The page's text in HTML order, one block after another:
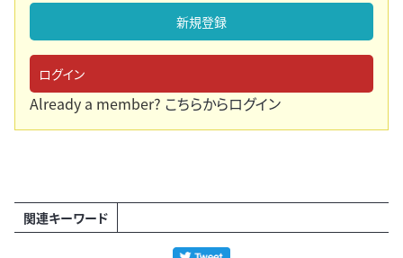
新規登録
ログイン
Already a member? こちらからログイン
関連キーワード